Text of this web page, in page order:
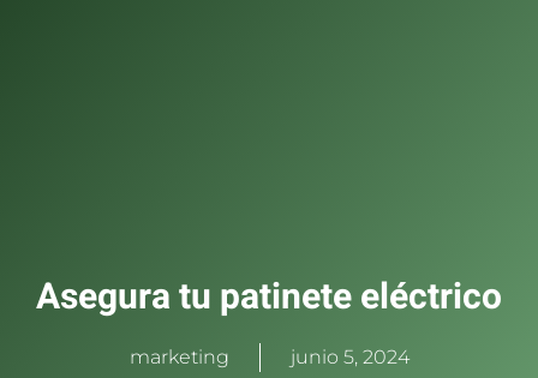
Asegura tu patinete eléctrico
marketing junio 5, 2024